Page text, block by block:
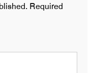
Required